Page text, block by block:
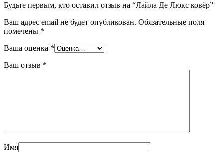
Будьте первым, кто оставил отзыв на “Лайла Де Люкс ковёр”
Ваш адрес email не будет опубликован. Обязательные поля
помечены *
Ваша оценка *
Ваш отзыв *
Имя